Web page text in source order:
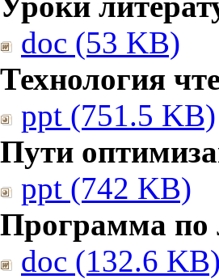
doc (53 KB)
Технология
ppt (751.5 KB)
Пути
ppt (742 KB)
Программа по
doc (132.6 KB)